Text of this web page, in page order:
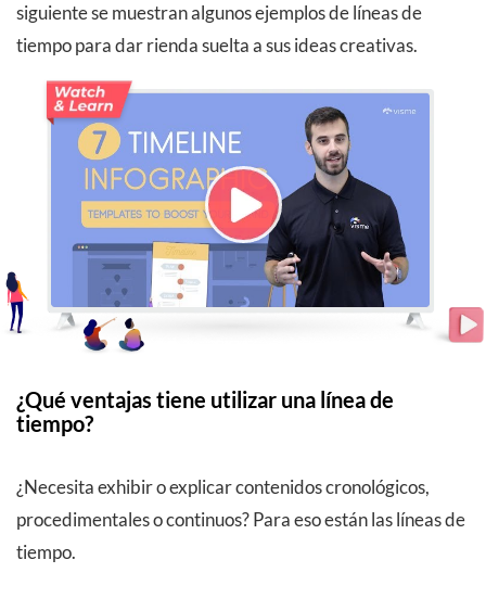
siguiente se muestran algunos ejemplos de líneas de
tiempo para dar rienda suelta a sus ideas creativas.
¿Qué ventajas tiene utilizar una línea de
tiempo?
¿Necesita exhibir o explicar contenidos cronológicos,
procedimentales o continuos? Para eso están las líneas de
tiempo.